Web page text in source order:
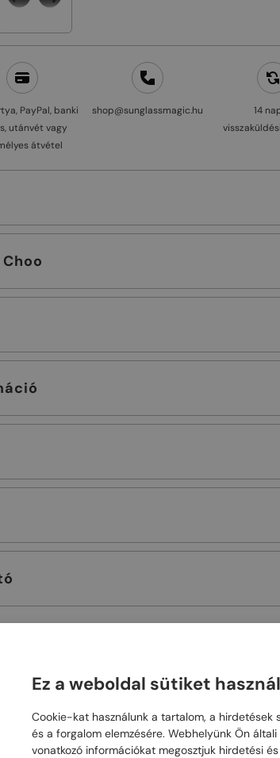
PayPal, banki
utánvét vagy
átvétel
shop@sunglassmagic.hu
14
Choo
48/72
Ez a weboldal sütiket használ
Cookie-kat használunk a tartalom, a hirdetések
és a forgalom elemzésére. Webhelyünk Ön általi
vonatkozó információkat megosztjuk hirdetési